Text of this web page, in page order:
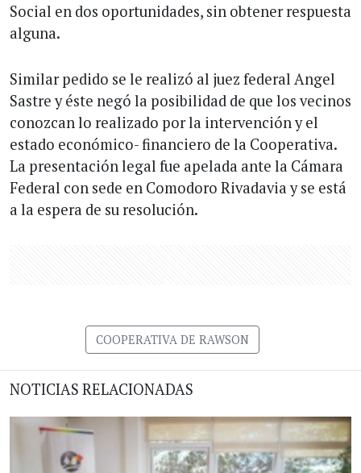
Social en dos oportunidades, sin obtener respuesta
alguna.
Similar pedido se le realizó al juez federal Angel
Sastre y éste negó la posibilidad de que los vecinos
conozcan lo realizado por la intervención y el
estado económico- financiero de la Cooperativa.
La presentación legal fue apelada ante la Cámara
Federal con sede en Comodoro Rivadavia y se está
a la espera de su resolución.
COOPERATIVA DE RAWSON
NOTICIAS RELACIONADAS